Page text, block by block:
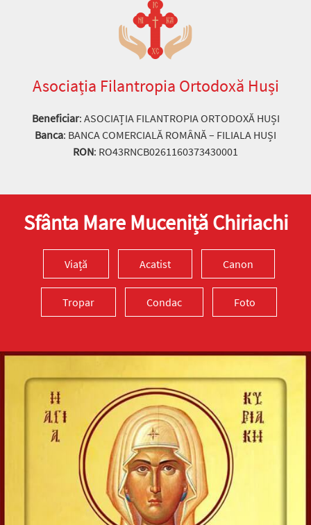
Asociația Filantropia Ortodoxă Huși
Beneficiar: ASOCIAȚIA FILANTROPIA ORTODOXĂ HUȘI
Banca: BANCA COMERCIALĂ ROMÂNĂ – FILIALA HUȘI
RON: RO43RNCB0261160373430001
Sfânta Mare Muceniță Chiriachi
Viață Acatist Canon
Tropar Condac Foto